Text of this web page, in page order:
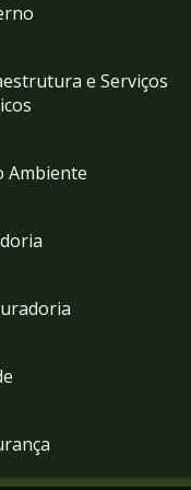
e Serviços
Ambiente